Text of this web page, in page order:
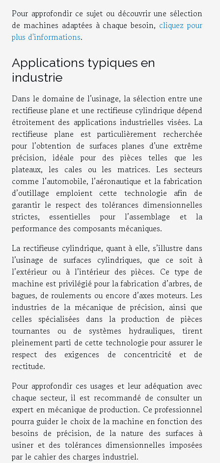
Pour approfondir ce sujet ou découvrir une sélection
de machines adaptées à chaque besoin, cliquez pour
plus d'informations.
Applications typiques en
industrie
Dans le domaine de l’usinage, la sélection entre une
rectifieuse plane et une rectifieuse cylindrique dépend
étroitement des applications industrielles visées. La
rectifieuse plane est particulièrement recherchée
pour l’obtention de surfaces planes d’une extrême
précision, idéale pour des pièces telles que les
plateaux, les cales ou les matrices. Les secteurs
comme l’automobile, l’aéronautique et la fabrication
d’outillage emploient cette technologie afin de
garantir le respect des tolérances dimensionnelles
strictes, essentielles pour l’assemblage et la
performance des composants mécaniques.
La rectifieuse cylindrique, quant à elle, s’illustre dans
l’usinage de surfaces cylindriques, que ce soit à
l’extérieur ou à l’intérieur des pièces. Ce type de
machine est privilégié pour la fabrication d’arbres, de
bagues, de roulements ou encore d’axes moteurs. Les
industries de la mécanique de précision, ainsi que
celles spécialisées dans la production de pièces
tournantes ou de systèmes hydrauliques, tirent
pleinement parti de cette technologie pour assurer le
respect des exigences de concentricité et de
rectitude.
Pour approfondir ces usages et leur adéquation avec
chaque secteur, il est recommandé de consulter un
expert en mécanique de production. Ce professionnel
pourra guider le choix de la machine en fonction des
besoins de précision, de la nature des surfaces à
usiner et des tolérances dimensionnelles imposées
par le cahier des charges industriel.